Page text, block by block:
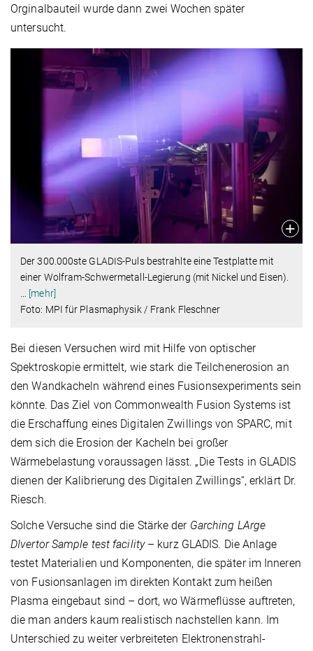
Orginalbauteil wurde dann zwei Wochen später
untersucht.
Der 300.000ste GLADIS-Puls bestrahlte eine Testplatte mit
einer Wolfram-Schwermetall-Legierung (mit Nickel und Eisen).
[mehr]
Foto: MPI für Plasmaphysik / Frank Fleschner
Bei diesen Versuchen wird mit Hilfe von optischer
Spektroskopie ermittelt, wie stark die Teilchenerosion an
den Wandkacheln während eines Fusionsexperiments sein
könnte. Das Ziel von Commonwealth Fusion Systems ist
die Erschaffung eines Digitalen Zwillings von SPARC, mit
dem sich die Erosion der Kacheln bei großer
Wärmebelastung voraussagen lässt. „Die Tests in GLADIS
dienen der Kalibrierung des Digitalen Zwillings“, erklärt Dr.
Riesch.
Solche Versuche sind die Stärke der Garching LArge
DIvertor Sample test facility– kurz GLADIS. Die Anlage
testet Materialien und Komponenten, die später im Inneren
von Fusionsanlagen im direkten Kontakt zum heißen
Plasma eingebaut sind – dort, wo Wärmeflüsse auftreten,
die man anders kaum realistisch nachstellen kann. Im
Unterschied zu weiter verbreiteten Elektronenstrahl-